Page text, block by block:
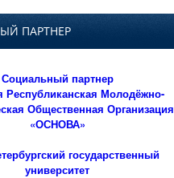
ПАРТНЕР
Социальный партнер
Республиканская Молодёжно-
Общественная Организация
«ОСНОВА»
государственный
университет